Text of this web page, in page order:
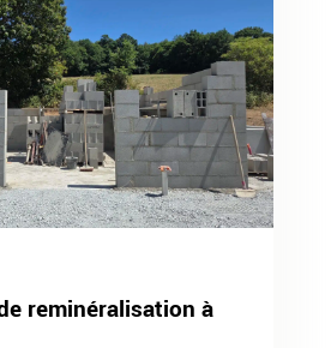
reminéralisation à